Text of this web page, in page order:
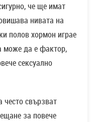
че ще имат
нивата на
полов хормон играе
може да е фактор,
сексуално
често свързват
за повече